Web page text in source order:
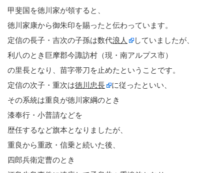
甲斐国を徳川家が領すると、
徳川家康から御朱印を賜ったと伝わっています。
定信の長子・吉次の子孫は数代浪人
していましたが、
利八のとき巨摩郡今諏訪村（現・南アルプス市）
の里長となり、苗字帯刀を止めたということです。
定信の次子・重次は徳川忠長
に従ったといい、
その系統は重良が徳川家綱のとき
漆奉行・小普請などを
歴任するなど旗本となりましたが、
重良から重政・信乗と続いた後、
四郎兵衛定曹のとき